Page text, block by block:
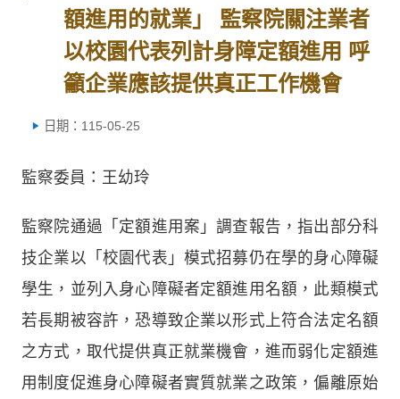
額進用的就業」 監察院關注業者
以校園代表列計身障定額進用 呼
籲企業應該提供真正工作機會
日期：115-05-25
監察委員：王幼玲
監察院通過「定額進用案」調查報告，指出部分科
技企業以「校園代表」模式招募仍在學的身心障礙
學生，並列入身心障礙者定額進用名額，此類模式
若長期被容許，恐導致企業以形式上符合法定名額
之方式，取代提供真正就業機會，進而弱化定額進
用制度促進身心障礙者實質就業之政策，偏離原始